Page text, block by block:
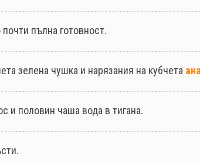
пълна готовност.
зелена чушка и нарязания на кубчета
и половин чаша вода в тигана.